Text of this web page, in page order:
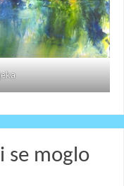
se moglo